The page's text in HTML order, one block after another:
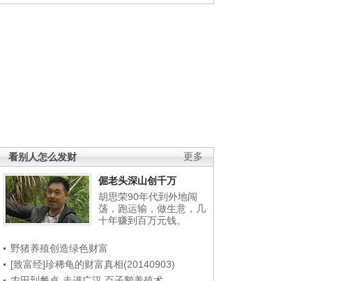
更多
看别人怎么发财
倔老头深山创千万
胡思荣90年代到外地闯
荡，跑运输，做生意，几
十年赚到百万元钱。
野猪养殖创造绿色财富
[致富经]珍稀龟的财富真相(20140903)